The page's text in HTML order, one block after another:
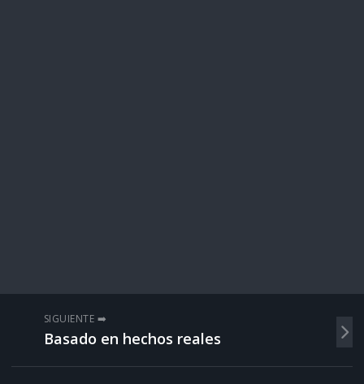
SIGUIENTE ➡️
Basado en hechos reales